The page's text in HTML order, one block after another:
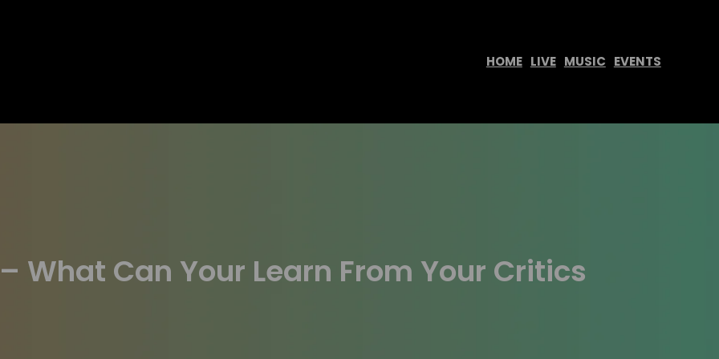
HOME LIVE MUSIC EVENTS
– What Can Your Learn From Your Critics